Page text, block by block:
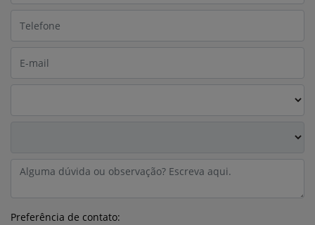
Preferência de contato: